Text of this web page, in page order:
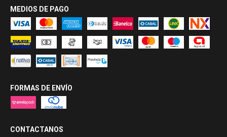
MEDIOS DE PAGO
FORMAS DE ENVÍO
CONTACTANOS